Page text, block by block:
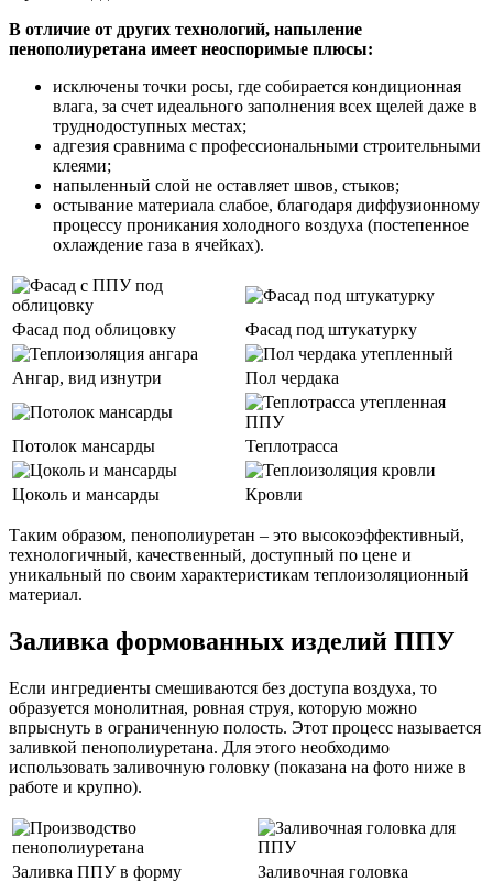
В отличие от других технологий, напыление
пенополиуретана имеет неоспоримые плюсы:
исключены точки росы, где собирается кондиционная
влага, за счет идеального заполнения всех щелей даже в
труднодоступных местах;
адгезия сравнима с профессиональными строительными
клеями;
напыленный слой не оставляет швов, стыков;
остывание материала слабое, благодаря диффузионному
процессу проникания холодного воздуха (постепенное
охлаждение газа в ячейках).
Фасад под облицовку Фасад под штукатурку
Ангар, вид изнутри Пол чердака
Потолок мансарды Теплотрасса
Цоколь и мансарды Кровли
Таким образом, пенополиуретан – это высокоэффективный,
технологичный, качественный, доступный по цене и
уникальный по своим характеристикам теплоизоляционный
материал.
Заливка формованных изделий ППУ
Если ингредиенты смешиваются без доступа воздуха, то
образуется монолитная, ровная струя, которую можно
впрыснуть в ограниченную полость. Этот процесс называется
заливкой пенополиуретана. Для этого необходимо
использовать заливочную головку (показана на фото ниже в
работе и крупно).
Заливка ППУ в форму Заливочная головка